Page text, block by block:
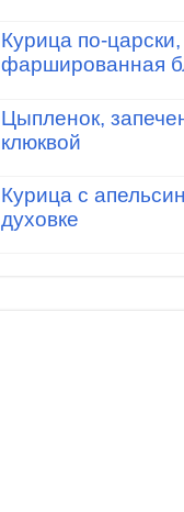
Курица по-царски,
фаршированная
Цыпленок,
клюквой
Курица с
духовке